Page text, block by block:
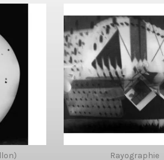
Rayographie